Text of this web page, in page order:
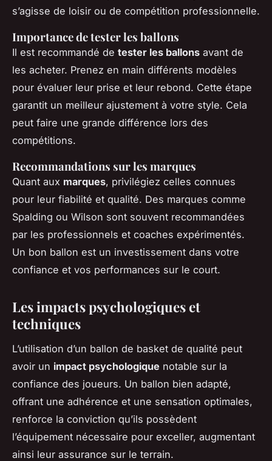
s’agisse de loisir ou de compétition professionnelle.
Importance de tester les ballons
Il est recommandé de tester les ballons avant de
les acheter. Prenez en main différents modèles
pour évaluer leur prise et leur rebond. Cette étape
garantit un meilleur ajustement à votre style. Cela
peut faire une grande différence lors des
compétitions.
Recommandations sur les marques
Quant aux marques, privilégiez celles connues
pour leur fiabilité et qualité. Des marques comme
Spalding ou Wilson sont souvent recommandées
par les professionnels et coaches expérimentés.
Un bon ballon est un investissement dans votre
confiance et vos performances sur le court.
Les impacts psychologiques et
techniques
L’utilisation d’un ballon de basket de qualité peut
avoir un impact psychologique notable sur la
confiance des joueurs. Un ballon bien adapté,
offrant une adhérence et une sensation optimales,
renforce la conviction qu’ils possèdent
l’équipement nécessaire pour exceller, augmentant
ainsi leur assurance sur le terrain.